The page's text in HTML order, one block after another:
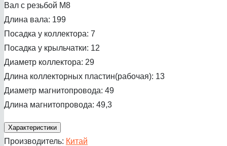
Вал с резьбой М8
Длина вала: 199
Посадка у коллектора: 7
Посадка у крыльчатки: 12
Диаметр коллектора: 29
Длина коллекторных пластин(рабочая): 13
Диаметр магнитопровода: 49
Длина магнитопровода: 49,3
Характеристики
Производитель: Китай